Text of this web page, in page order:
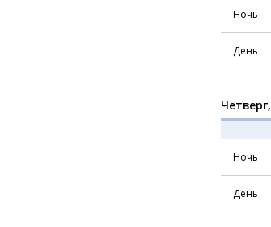
Ночь
День
Четверг,
Ночь
День